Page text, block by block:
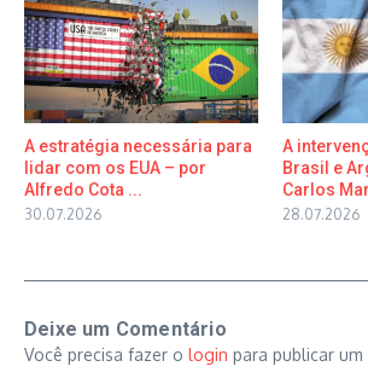
A estratégia necessária para
lidar com os EUA – por
Alfredo Cota ...
30.07.2026
A
Brasil e
Carlos
28.07.2026
Deixe um Comentário
Você precisa fazer o login para publicar